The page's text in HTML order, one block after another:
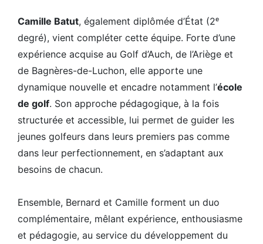
Camille Batut, également diplômée d’État (2ᵉ
degré), vient compléter cette équipe. Forte d’une
expérience acquise au Golf d’Auch, de l’Ariège et
de Bagnères-de-Luchon, elle apporte une
dynamique nouvelle et encadre notamment l’école
de golf. Son approche pédagogique, à la fois
structurée et accessible, lui permet de guider les
jeunes golfeurs dans leurs premiers pas comme
dans leur perfectionnement, en s’adaptant aux
besoins de chacun.
Ensemble, Bernard et Camille forment un duo
complémentaire, mêlant expérience, enthousiasme
et pédagogie, au service du développement du